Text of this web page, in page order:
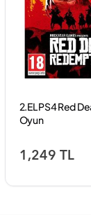
2.EL PS4 Red
Oyun
1,249 TL